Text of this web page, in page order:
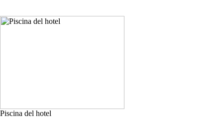
Piscina del hotel